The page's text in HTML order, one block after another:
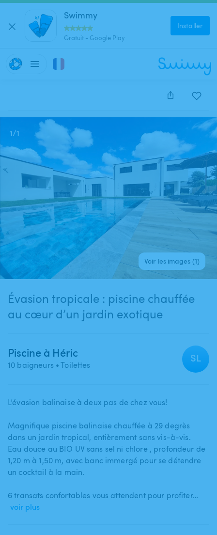
Swimmy
Gratuit - Google Play
Installer
Cette annonce est close et ne peut être réservée.
1/1
Voir les images (1)
Évasion tropicale : piscine chauffée
au cœur d’un jardin exotique
Piscine à Héric
10 baigneurs • Toilettes
SL
L’évasion balinaise à deux pas de chez vous!
Magnifique piscine balinaise chauffée à 29 degrès
dans un jardin tropical​​,​​ entièrement sans vis-à-vis.
Eau douce au BIO UV sans sel ni chlore ​​,​​ profondeur de
1​​,​​20 m à 1​​,​​50 m​​,​​ avec banc immergé pour se détendre
un cocktail à la main.
6 transats confortables vous attendent pour profiter…
voir plus